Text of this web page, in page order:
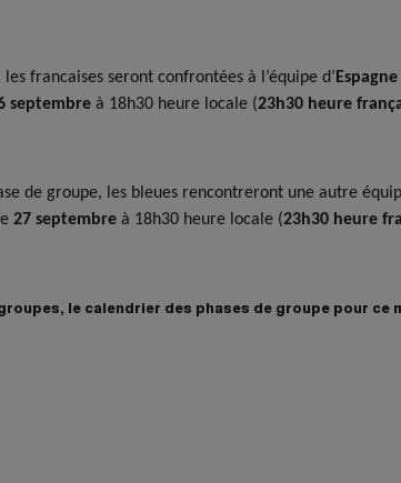
francaises seront confrontées à l’équipe d’Espagne
septembre à 18h30 heure locale (23h30 heure
de groupe, les bleues rencontreront une autre
27 septembre à 18h30 heure locale (23h30 heure
le calendrier des phases de groupe pour ce